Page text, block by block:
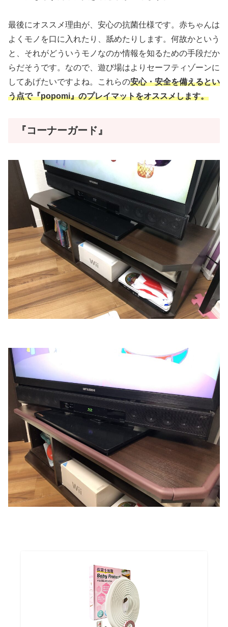
最後にオススメ理由が、安心の抗菌仕様です。赤ちゃんは
よくモノを口に入れたり、舐めたりします。何故かという
と、それがどういうモノなのか情報を知るための手段だか
らだそうです。なので、遊び場はよりセーフティゾーンに
してあげたいですよね。これらの安心・安全を備えるとい
う点で『popomi』のプレイマットをオススメします。
『コーナーガード』